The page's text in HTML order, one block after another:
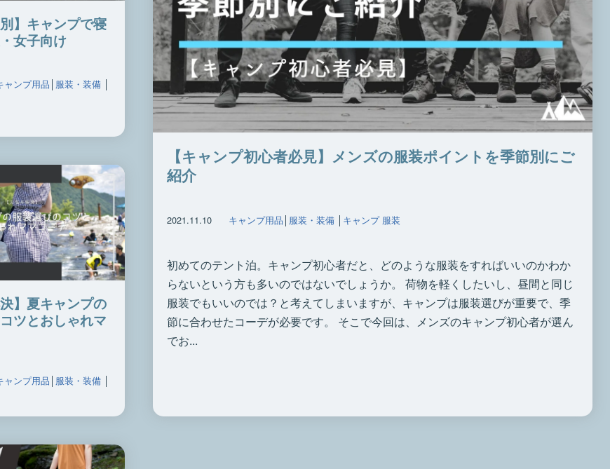
【キャンプ初心者必見】メンズの服装ポイントを季節別にご
紹介
2021.11.10 キャンプ用品 │ 服装・装備 │ キャンプ 服装
初めてのテント泊。キャンプ初心者だと、どのような服装をすればいいのかわか
らないという方も多いのではないでしょうか。 荷物を軽くしたいし、昼間と同じ
服装でもいいのでは？と考えてしまいますが、キャンプは服装選びが重要で、季
節に合わせたコーデが必要です。 そこで今回は、メンズのキャンプ初心者が選ん
でお...
別】キャンプで寝
女子向け
ャンプ用品 服装・装備│
決】夏キャンプの
ツとおしゃれマ
ャンプ用品 服装・装備│